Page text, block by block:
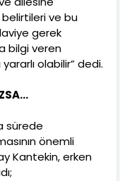
ve bu
gerek
bilgi veren
olabilir” dedi.
sürede
önemli
Kantekin, erken